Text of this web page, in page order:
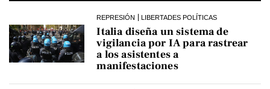
REPRESIÓN LIBERTADES POLÍTICAS
Italia diseña un sistema de
vigilancia por IA para rastrear
a los asistentes a
manifestaciones